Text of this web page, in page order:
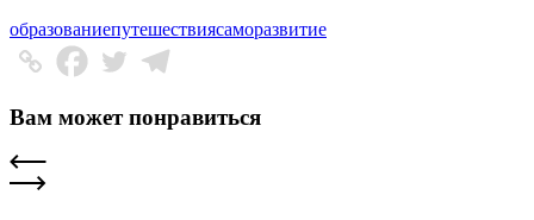
образованиепутешествиясаморазвитие
Вам может понравиться